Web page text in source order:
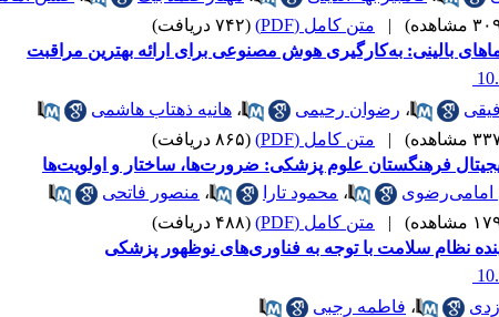
| متن کامل (PDF)
(۷۴۲ دریافت)
بالینی: به‌کارگیری هوش مصنوعی برای ارائه بهترین مراقبت
، رضوان رحیمی ، هانیه ذهتاب هاشمی
| متن کامل (PDF)
(۸۶۵ دریافت)
فرهنگستان علوم پزشکی: ضرورت‌ها، ساختار و اولویت‌ها
، محمود تارا ، منصور فاتحی
| متن کامل (PDF)
(۴۸۸ دریافت)
نظام سلامت با توجه به فناوری‌های نوظهور پزشکی
، فاطمه رجبی